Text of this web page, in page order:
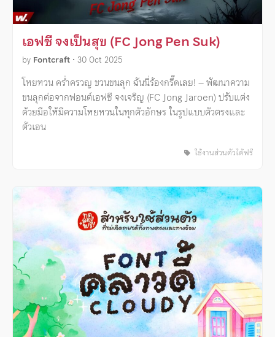
เอฟซี จงเป็นสุข (FC Jong Pen Suk)
by Fontcraft • 30 Oct 2025
โหยหวน คร่ำครวญ ชวนขนลุก ฉันนี่ร้องกรี๊ดเลย! – พัฒนาความ
ขนลุกต่อจากฟอนต์เอฟซี จงเจริญ (FC Jong Jaroen) ปรับแต่ง
ด้วยมือให้มีความโหยหวนในทุกตัวอักษร ในรูปแบบตัวตรงและ
ตัวเอน
ใช้งานส่วนตัวได้ฟรี